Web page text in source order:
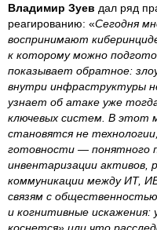
Владимир Зуев дал ряд
реагированию: «Сегодня
воспринимают
к которому можно
показывает обратное:
внутри инфраструктуры
узнает об атаке уже
ключевых систем. В этот
становятся не
готовности — понятного
инвентаризации активов,
коммуникации между ИТ,
связям с
и когнитивные